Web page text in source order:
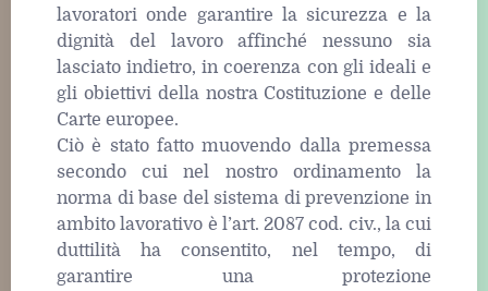
lavoratori onde garantire la sicurezza e la
dignità del lavoro affinché nessuno sia
lasciato indietro, in coerenza con gli ideali e
gli obiettivi della nostra Costituzione e delle
Carte europee.
Ciò è stato fatto muovendo dalla premessa
secondo cui nel nostro ordinamento la
norma di base del sistema di prevenzione in
ambito lavorativo è l’art. 2087 cod. civ., la cui
duttilità ha consentito, nel tempo, di
garantire una protezione